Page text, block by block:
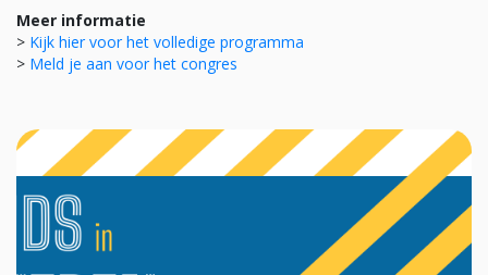
Meer informatie
> Kijk hier voor het volledige programma
> Meld je aan voor het congres